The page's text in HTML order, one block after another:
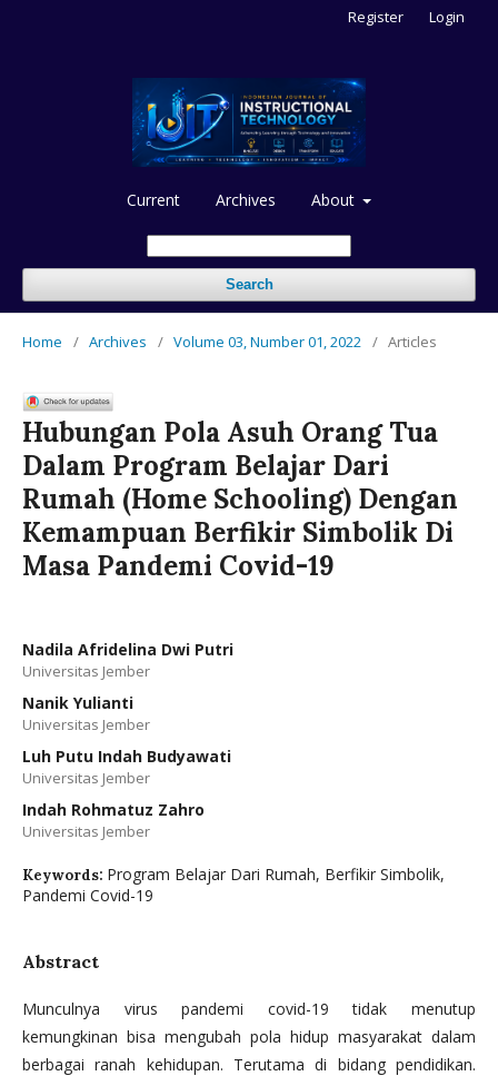
Current Archives About
Search
Register Login
Home / Archives / Volume 03, Number 01, 2022 / Articles
Hubungan Pola Asuh Orang Tua
Dalam Program Belajar Dari
Rumah (Home Schooling) Dengan
Kemampuan Berfikir Simbolik Di
Masa Pandemi Covid-19
Nadila Afridelina Dwi Putri
Universitas Jember
Nanik Yulianti
Universitas Jember
Luh Putu Indah Budyawati
Universitas Jember
Indah Rohmatuz Zahro
Universitas Jember
Keywords: Program Belajar Dari Rumah, Berfikir Simbolik,
Pandemi Covid-19
Abstract
Munculnya virus pandemi covid-19 tidak menutup
kemungkinan bisa mengubah pola hidup masyarakat dalam
berbagai ranah kehidupan. Terutama di bidang pendidikan.